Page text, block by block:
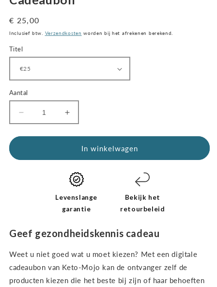
venster
Normale
prijs
€ 25,00
Inclusief btw. Verzendkosten worden bij het afrekenen berekend.
Titel
Aantal
Aantal
voor
cadeaubon
Verhoog
het
aantal
voorIn winkelwagen
Levenslange
garantie
Bekijk het
retourbeleid
Geef gezondheidskennis cadeau
Weet u niet goed wat u moet kiezen? Met een digitale
cadeaubon van Keto-Mojo kan de ontvanger zelf de
producten kiezen die het beste bij zijn of haar behoeften